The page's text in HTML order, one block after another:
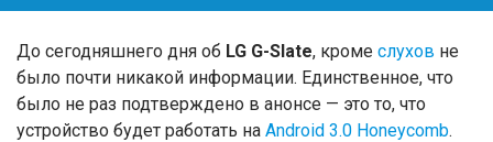
До сегодняшнего дня об LG G-Slate, кроме слухов не
было почти никакой информации. Единственное, что
было не раз подтверждено в анонсе — это то, что
устройство будет работать на Android 3.0 Honeycomb.